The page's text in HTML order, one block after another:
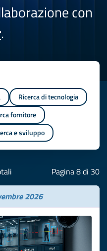
con
.
Ricerca di tecnologia
fornitore
e sviluppo
Pagina 8 di 30
2026